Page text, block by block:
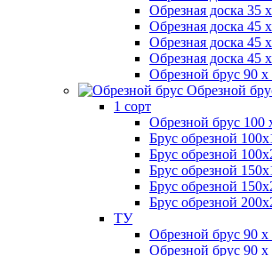
Обрезная доска 35
Обрезная доска 45
Обрезная доска 45
Обрезная доска 45
Обрезной брус 90
Обрезной
1 сорт
Обрезной брус 100
Брус обрезной
Брус обрезной
Брус обрезной
Брус обрезной
Брус обрезной
ТУ
Обрезной брус 90
Обрезной брус 90